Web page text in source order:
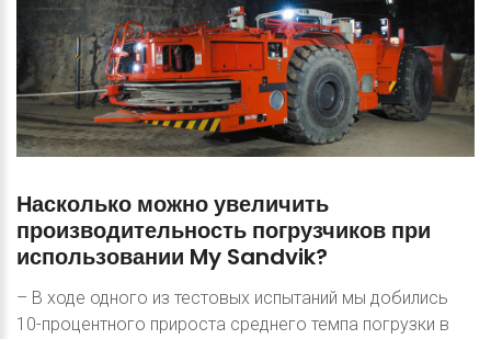
Насколько можноувеличить
производительность погрузчиков при
использовании My Sandvik?
– В ходе одного из тестовых испытаний мы добились
10-процентного прироста среднего темпа погрузки в